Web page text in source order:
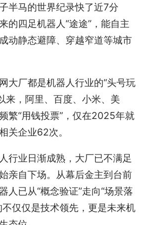
半马的世界纪录快了近7分
的四足机器人“途途”，能自主
动静态避障、穿越窄道等城市
大厂都是机器人行业的“头号玩
来，阿里、百度、小米、美
繁“用钱投票”，仅在2025年就
关企业62次。
行业日渐成熟，大厂已不满足
亲自下场。从幕后金主到台前
人已从“概念验证”走向“场景落
不仅仅是技术领先，更是未来机